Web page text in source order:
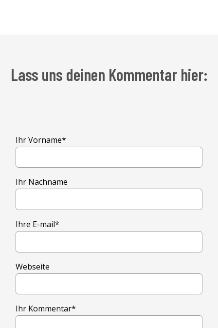
Lass uns deinen Kommentar hier:
Ihr Vorname*
Ihr Nachname
Ihre E-mail*
Webseite
Ihr Kommentar*